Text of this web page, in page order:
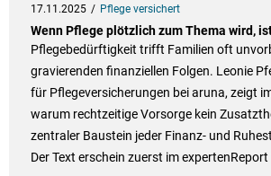
17.11.2025 Pflege versichert
Wenn Pflege plötzlich zum Thema wird,
Pflegebedürftigkeit trifft Familien oft
gravierenden finanziellen Folgen. Leonie
für Pflegeversicherungen bei aruna, zeigt
warum rechtzeitige Vorsorge kein
zentraler Baustein jeder Finanz- und
Der Text erschein zuerst im